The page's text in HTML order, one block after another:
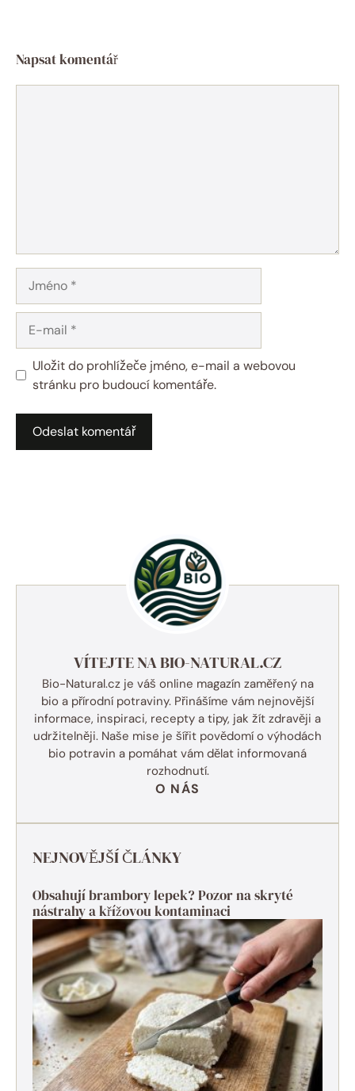
Napsat komentář
mail
Uložit do prohlížeče jméno, e-mail a webovou
stránku pro budoucí komentáře.
VÍTEJTE NA BIO-NATURAL.CZ
Bio-Natural.cz je váš online magazín zaměřený na
bio a přírodní potraviny. Přinášíme vám nejnovější
informace, inspiraci, recepty a tipy, jak žít zdravěji a
udržitelněji. Naše mise je šířit povědomí o výhodách
bio potravin a pomáhat vám dělat informovaná
rozhodnutí.
O NÁS
NEJNOVĚJŠÍ ČLÁNKY
Obsahují brambory lepek? Pozor na skryté
nástrahy a křížovou kontaminaci